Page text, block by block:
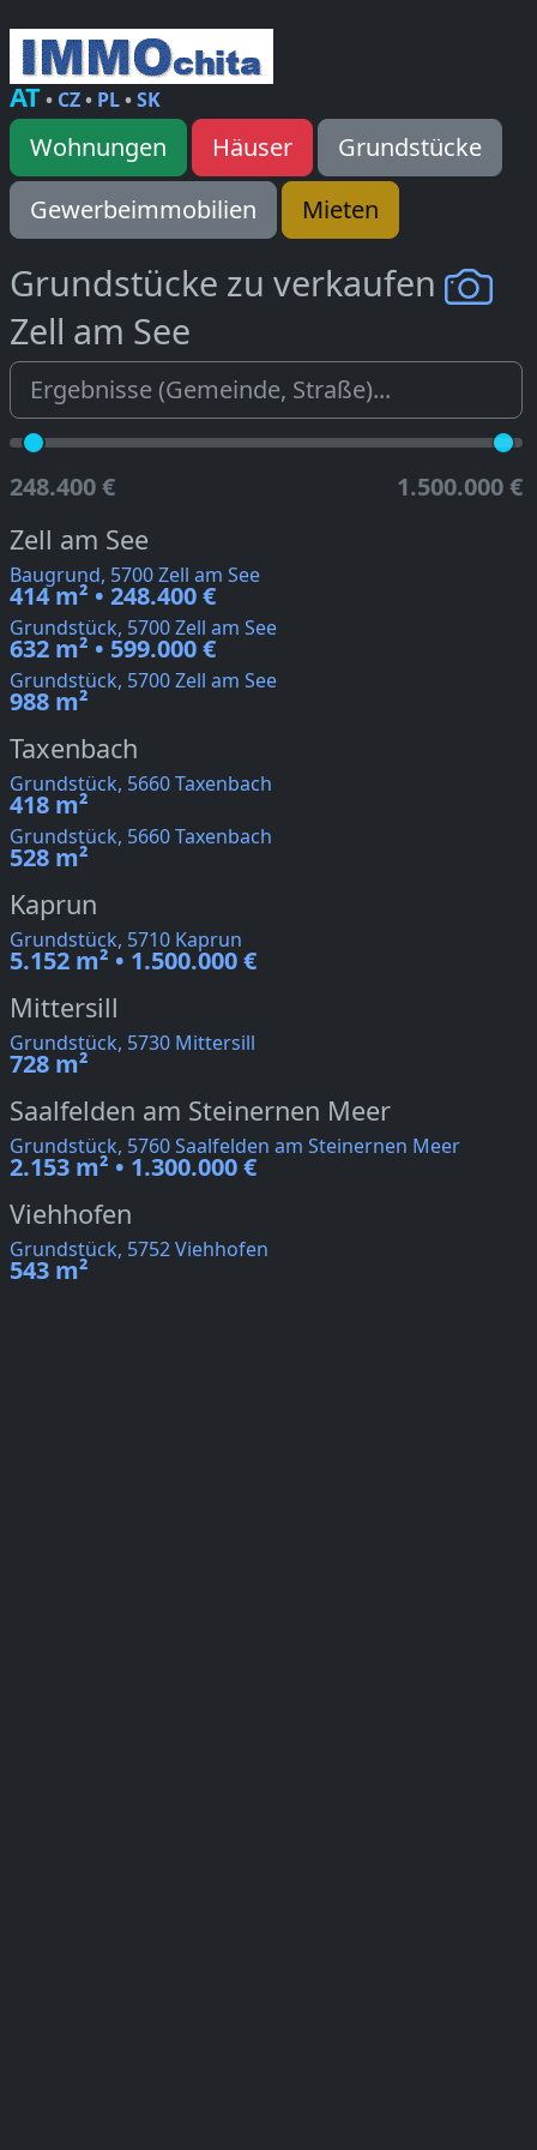
AT• CZ• PL•SK
Wohnungen Häuser
Grundstücke
Gewerbeimmobilien
Mieten
Grundstücke zu verkaufen
Zell am See
248.400 € 1.500.000 €
Zell am See
Baugrund, 5700 Zell am See
414 m² • 248.400 €
Grundstück, 5700 Zell am See
632 m² • 599.000 €
Grundstück, 5700 Zell am See
988 m²
Taxenbach
Grundstück, 5660 Taxenbach
418 m²
Grundstück, 5660 Taxenbach
528 m²
Kaprun
Grundstück, 5710 Kaprun
5.152 m² • 1.500.000 €
Mittersill
Grundstück, 5730 Mittersill
728 m²
Saalfelden am Steinernen Meer
Grundstück, 5760 Saalfelden am Steinernen Meer
2.153 m² • 1.300.000 €
Viehhofen
Grundstück, 5752 Viehhofen
543 m²